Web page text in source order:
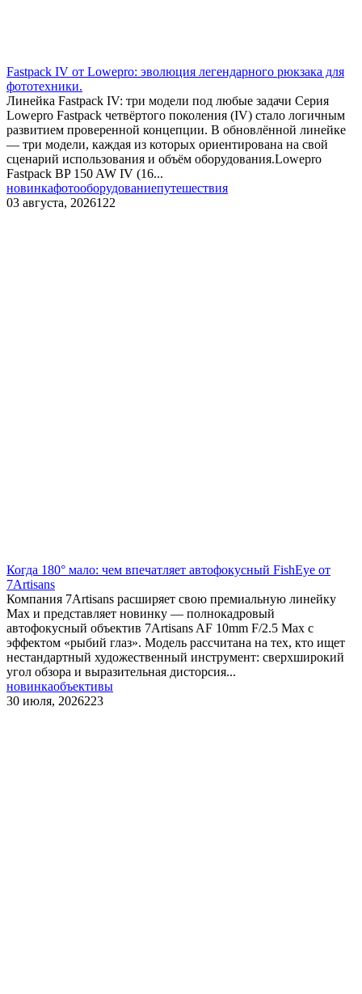
Fastpack IV от Lowepro: эволюция легендарного рюкзака для
фототехники.
Линейка Fastpack IV: три модели под любые задачи Серия
Lowepro Fastpack четвёртого поколения (IV) стало логичным
развитием проверенной концепции. В обновлённой линейке
— три модели, каждая из которых ориентирована на свой
сценарий использования и объём оборудования.Lowepro
Fastpack BP 150 AW IV (16...
новинкафотооборудованиепутешествия
03 августа, 2026122
Когда 180° мало: чем впечатляет автофокусный FishEye от
7Artisans
Компания 7Artisans расширяет свою премиальную линейку
Max и представляет новинку — полнокадровый
автофокусный объектив 7Artisans AF 10mm F/2.5 Max с
эффектом «рыбий глаз». Модель рассчитана на тех, кто ищет
нестандартный художественный инструмент: сверхширокий
угол обзора и выразительная дисторсия...
новинкаобъективы
30 июля, 2026223